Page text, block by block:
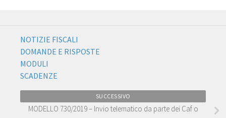
NOTIZIE FISCALI
DOMANDE E RISPOSTE
MODULI
SCADENZE
SUCCESSIVO
MODELLO 730/2019 – Invio telematico da parte dei Caf o